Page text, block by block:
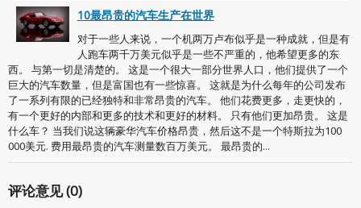
10最昂贵的汽车生产在世界
对于一些人来说，一个机两万卢布似乎是一种成就，但是有
人跑车两千万美元似乎是一些不严重的，他希望更多的东
西。 与第一切是清楚的。 这是一个很大一部分世界人口，他们提供了一个
巨大的汽车数量，但是富国也有一些惊喜。 这就是为什么每年的公司发布
了一系列有限的已经独特和非常昂贵的汽车。 他们花费更多，走更快的，
有一个更好的内部和更多的技术和更好的材料。 只有他们更加昂贵。 这是
什么车？ 当我们说这辆豪华汽车价格昂贵，然后这不是一个特斯拉为100
000美元. 费用最昂贵的汽车测量数百万美元。 最昂贵的...
评论意见 (0)